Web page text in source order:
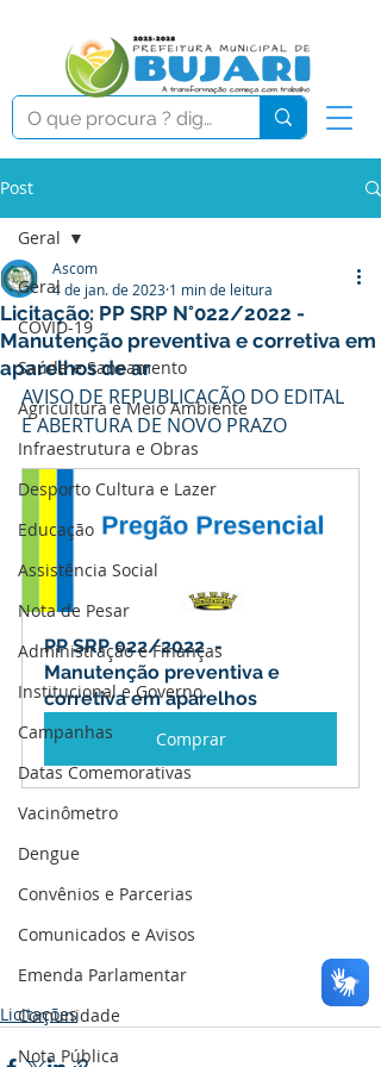
Post
Geral
COVID-19
Saúde e Saneamento
Agricultura e Meio Ambiente
Infraestrutura e Obras
Desporto Cultura e Lazer
Educação
Assistência Social
Nota de Pesar
Administração e Finanças
Institucional e Governo
Campanhas
Datas Comemorativas
Vacinômetro
Dengue
Convênios e Parcerias
Comunicados e Avisos
Emenda Parlamentar
Comunidade
Nota Pública
Geral
Licitação: PP SRP N°022/2022 -
Manutenção preventiva e corretiva em
aparelhos de ar
Ascom
4 de jan. de 2023 1 min de leitura
AVISO DE REPUBLICAÇÃO DO EDITAL
E ABERTURA DE NOVO PRAZO
PP SRP 022/2022  -
Manutenção preventiva e
corretiva em aparelhos
Comprar
Licitações